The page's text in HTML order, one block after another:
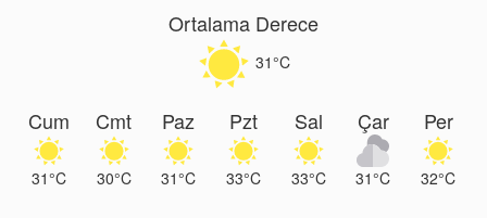
Ortalama Derece
31°C
Cum
31°C
Cmt
30°C
Paz
31°C
Pzt
33°C
Sal
33°C
Çar
31°C
Per
32°C